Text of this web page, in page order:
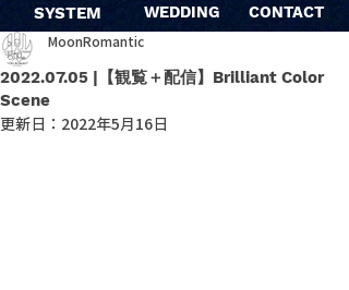
SYSTEM WEDDING CONTACT
2022.07.05 |【観覧＋配信】Brilliant Color
Scene
MoonRomantic
更新日： 2022年5月16日